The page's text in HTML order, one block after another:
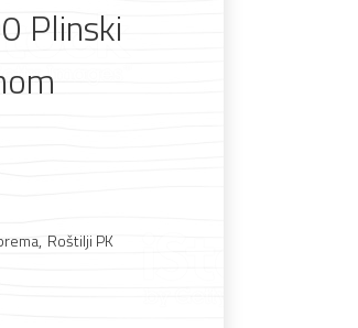
Plinski
, Roštilji PK